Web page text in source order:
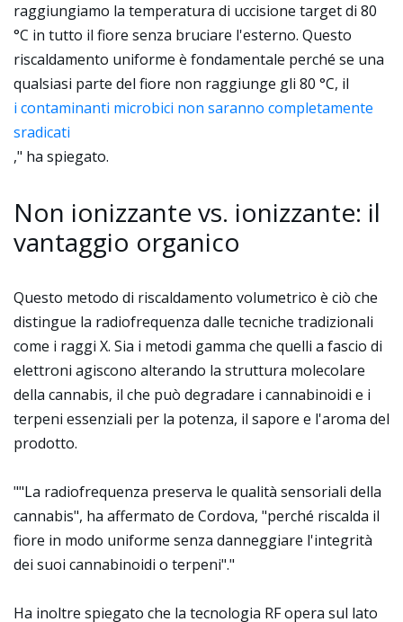
raggiungiamo la temperatura di uccisione target di 80
°C in tutto il fiore senza bruciare l'esterno. Questo
riscaldamento uniforme è fondamentale perché se una
qualsiasi parte del fiore non raggiunge gli 80 °C, il
i contaminanti microbici non saranno completamente
sradicati
," ha spiegato.
Non ionizzante vs. ionizzante: il
vantaggio organico
Questo metodo di riscaldamento volumetrico è ciò che
distingue la radiofrequenza dalle tecniche tradizionali
come i raggi X. Sia i metodi gamma che quelli a fascio di
elettroni agiscono alterando la struttura molecolare
della cannabis, il che può degradare i cannabinoidi e i
terpeni essenziali per la potenza, il sapore e l'aroma del
prodotto.
""La radiofrequenza preserva le qualità sensoriali della
cannabis", ha affermato de Cordova, "perché riscalda il
fiore in modo uniforme senza danneggiare l'integrità
dei suoi cannabinoidi o terpeni"."
Ha inoltre spiegato che la tecnologia RF opera sul lato